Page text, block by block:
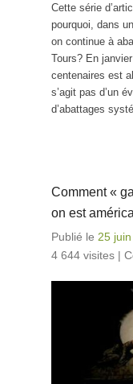
Cette série
pourquoi, dans
on continue à
Tours? En
centenaires est
s’agit pas d’un
d’abattages
Comment «
on est
Publié le 25
4 644 visites |